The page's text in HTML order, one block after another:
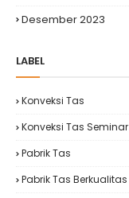
Desember 2023
LABEL
Konveksi Tas
Konveksi Tas Seminar
Pabrik Tas
Pabrik Tas Berkualitas